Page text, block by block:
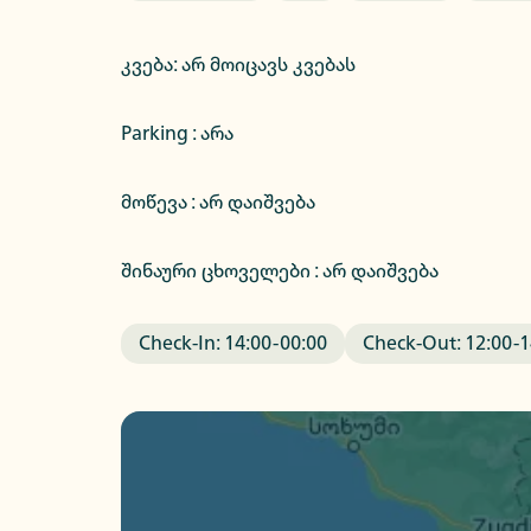
კვება:არ მოიცავს კვებას
Parking :არა
მოწევა : არ დაიშვება
შინაური ცხოველები : არ დაიშვება
Check-In: 14:00-00:00 Check-Out: 12:00-